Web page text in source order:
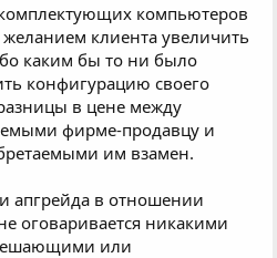
компьютеров
клиента увеличить
каким бы то ни было
конфигурацию своего
в цене между
фирме-продавцу и
им взамен.
апгрейда в отношении
оговаривается никакими
или